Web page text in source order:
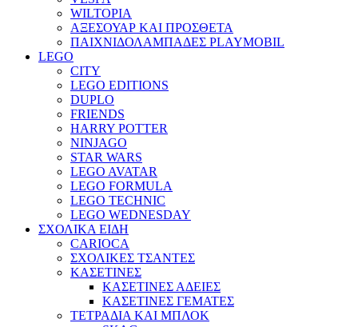
WILTOPIA
ΑΞΕΣΟΥΑΡ ΚΑΙ ΠΡΟΣΘΕΤΑ
ΠΑΙΧΝΙΔΟΛΑΜΠΑΔΕΣ PLAYMOBIL
LEGO
CITY
LEGO EDITIONS
DUPLO
FRIENDS
HARRY POTTER
NINJAGO
STAR WARS
LEGO AVATAR
LEGO FORMULA
LEGO TECHNIC
LEGO WEDNESDAY
ΣΧΟΛΙΚΑ ΕΙΔΗ
CARIOCA
ΣΧΟΛΙΚΕΣ ΤΣΑΝΤΕΣ
ΚΑΣΕΤΙΝΕΣ
ΚΑΣΕΤΙΝΕΣ ΑΔΕΙΕΣ
ΚΑΣΕΤΙΝΕΣ ΓΕΜΑΤΕΣ
ΤΕΤΡΑΔΙΑ ΚΑΙ ΜΠΛΟΚ